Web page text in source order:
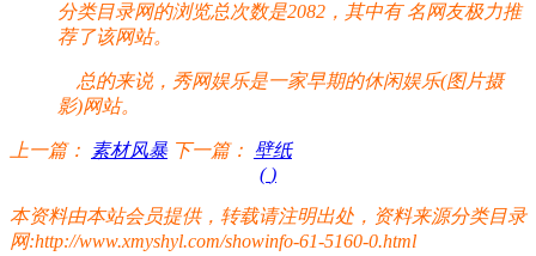
分类目录网的浏览总次数是2082，其中有名网友极力推
荐了该网站。
总的来说，秀网娱乐是一家早期的休闲娱乐(图片摄
影)网站。
上一篇： 素材风暴 下一篇： 壁纸
( )
本资料由本站会员提供，转载请注明出处，资料来源分类目录
网:http://www.xmyshyl.com/showinfo-61-5160-0.html